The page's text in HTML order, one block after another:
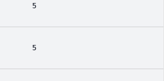
5
5